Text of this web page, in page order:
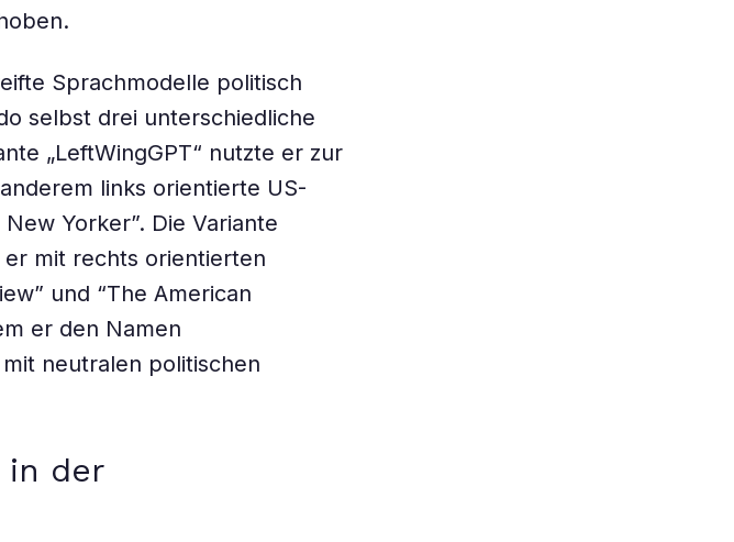
Sprachmodelle politisch
selbst drei unterschiedliche
„LeftWingGPT“ nutzte er zur
links orientierte US-
Yorker”. Die Variante
er mit rechts orientierten
und “The American
er den Namen
neutralen politischen
in der